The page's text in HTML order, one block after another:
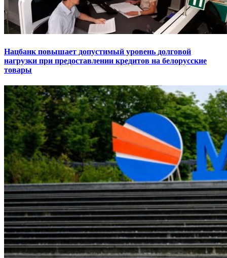
Нацбанк повышает допустимый уровень долговой
нагрузки при предоставлении кредитов на белорусские
товары